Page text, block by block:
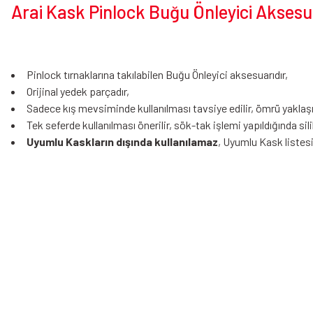
Arai Kask Pinlock Buğu Önleyici
Pinlock tırnaklarına takılabilen Buğu Önleyici aksesuarıdır,
Orijinal yedek parçadır,
Sadece kış mevsiminde kullanılması tavsiye edilir, ömrü
Tek seferde kullanılması önerilir, sök-tak işlemi yapıldığında
Uyumlu Kaskların dışında kullanılamaz, Uyumlu Kask